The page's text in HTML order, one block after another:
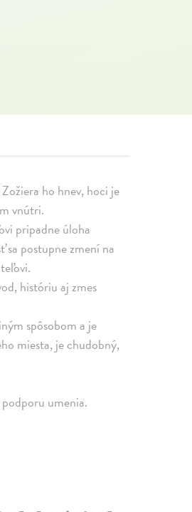
ho hnev, hoci je
vnútri.
pripadne úloha
postupne zmení na
históriu aj zmes
spôsobom a je
miesta, je chudobný,
umenia.